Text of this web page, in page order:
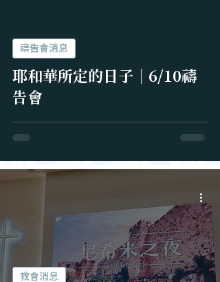
耶和華所定的日子｜6/10禱
告會
禱告會消息
教會消息